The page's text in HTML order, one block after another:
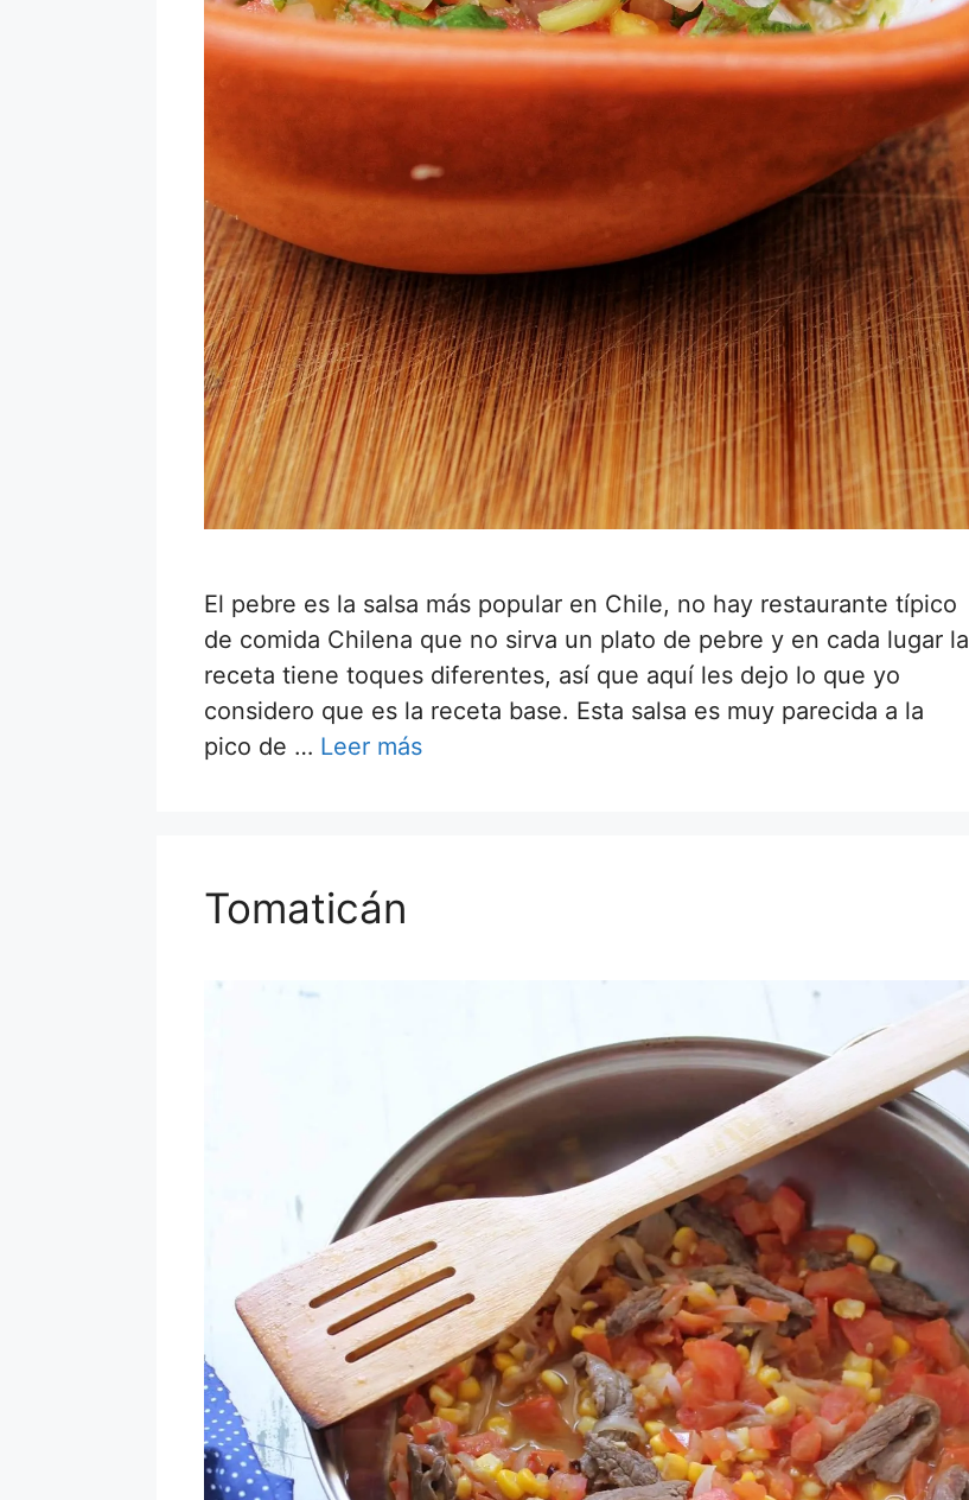
El pebre es la salsa más popular en Chile, no hay restaurante típico
de comida Chilena que no sirva un plato de pebre y en cada lugar la
receta tiene toques diferentes, así que aquí les dejo lo que yo
considero que es la receta base. Esta salsa es muy parecida a la
pico de … Leer más
Tomaticán